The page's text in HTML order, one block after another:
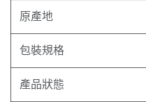
原產地
包裝規格
產品狀態